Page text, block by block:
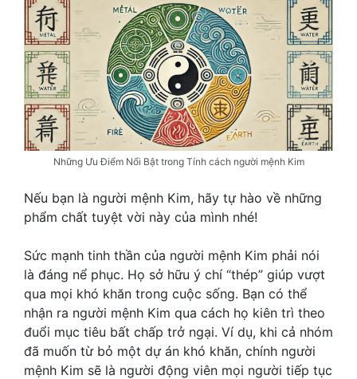
Những Ưu Điểm Nổi Bật trong Tính cách người mệnh Kim
Nếu bạn là người mệnh Kim, hãy tự hào về những
phẩm chất tuyệt vời này của mình nhé!
Sức mạnh tinh thần của người mệnh Kim phải nói
là đáng nể phục. Họ sở hữu ý chí “thép” giúp vượt
qua mọi khó khăn trong cuộc sống. Bạn có thể
nhận ra người mệnh Kim qua cách họ kiên trì theo
đuổi mục tiêu bất chấp trở ngại. Ví dụ, khi cả nhóm
đã muốn từ bỏ một dự án khó khăn, chính người
mệnh Kim sẽ là người động viên mọi người tiếp tục